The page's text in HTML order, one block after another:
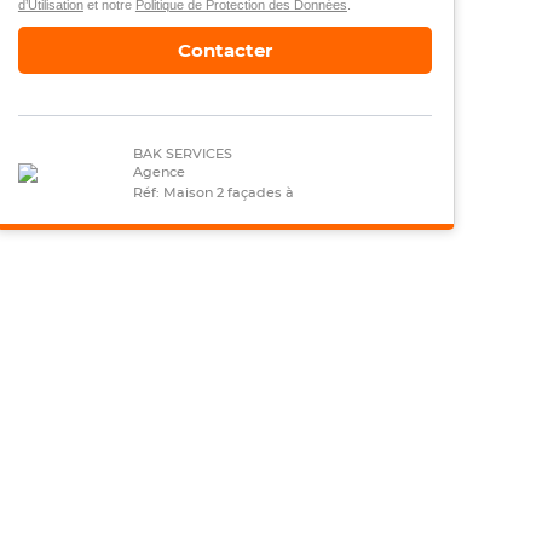
d’Utilisationet notre Politique de Protection des Données
Contacter
BAK SERVICES
Agence
Réf: Maison 2 façades à